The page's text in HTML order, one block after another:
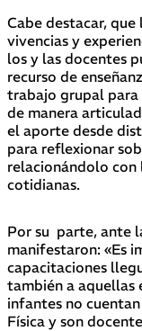
Cabe destacar,
vivencias y
los y las docentes
recurso de
trabajo grupal para
de manera
el aporte desde
para reflexionar
relacionándolo con
cotidianas.
Por su parte, ante
manifestaron: «Es
capacitaciones
también a aquellas
infantes no
Física y son